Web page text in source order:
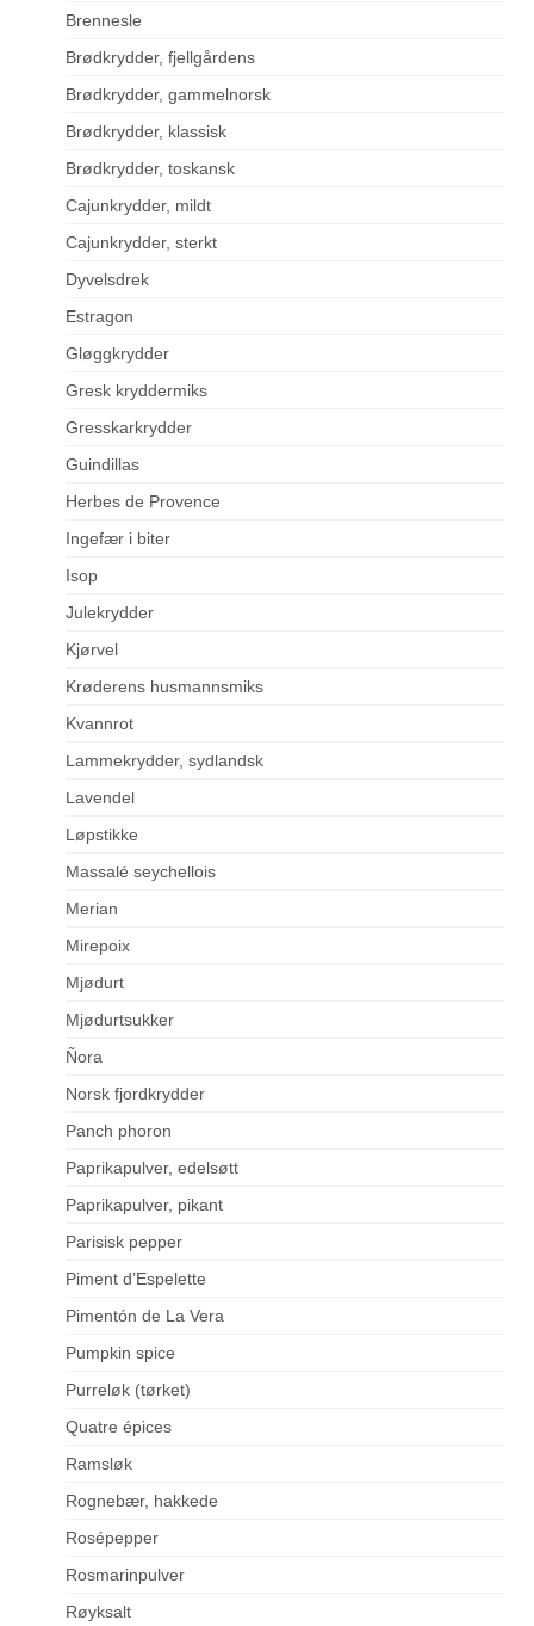
Brennesle
Brødkrydder, fjellgårdens
Brødkrydder, gammelnorsk
Brødkrydder, klassisk
Brødkrydder, toskansk
Cajunkrydder, mildt
Cajunkrydder, sterkt
Dyvelsdrek
Estragon
Gløggkrydder
Gresk kryddermiks
Gresskarkrydder
Guindillas
Herbes de Provence
Ingefær i biter
Isop
Julekrydder
Kjørvel
Krøderens husmannsmiks
Kvannrot
Lammekrydder, sydlandsk
Lavendel
Løpstikke
Massalé seychellois
Merian
Mirepoix
Mjødurt
Mjødurtsukker
Ñora
Norsk fjordkrydder
Panch phoron
Paprikapulver, edelsøtt
Paprikapulver, pikant
Parisisk pepper
Piment d’Espelette
Pimentón de La Vera
Pumpkin spice
Purreløk (tørket)
Quatre épices
Ramsløk
Rognebær, hakkede
Rosépepper
Rosmarinpulver
Røyksalt